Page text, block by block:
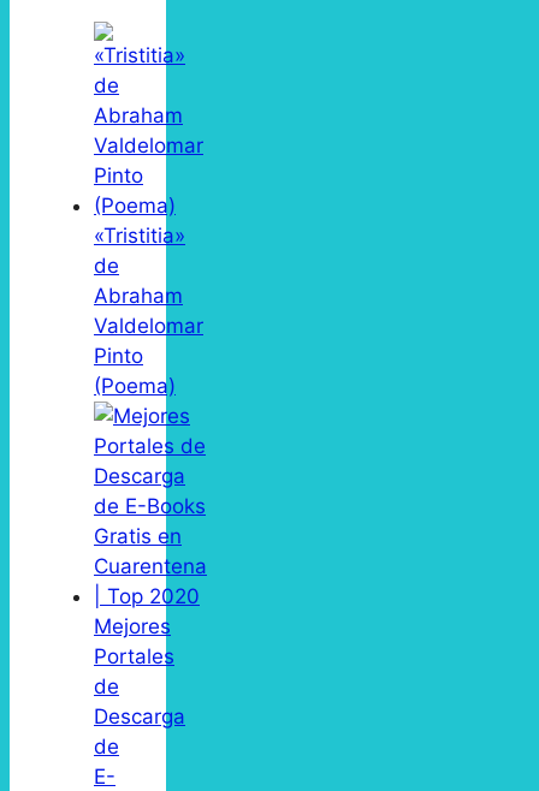
«Tristitia»
de
Abraham
Valdelomar
Pinto
(Poema)
Mejores
Portales
de
Descarga
de
E-